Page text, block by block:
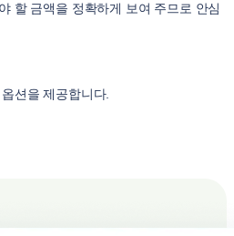
할 금액을 정확하게 보여 주므로 안심
션을 제공합니다.